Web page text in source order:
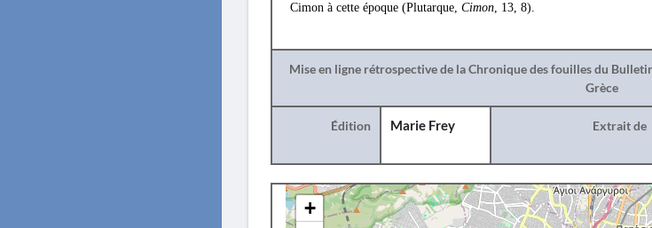
Cimon à cette époque (Plutarque, Cimon, 13, 8).
Mise en ligne rétrospective de la Chronique des fouilles du
Grèce
Édition Marie Frey Extrait de
+